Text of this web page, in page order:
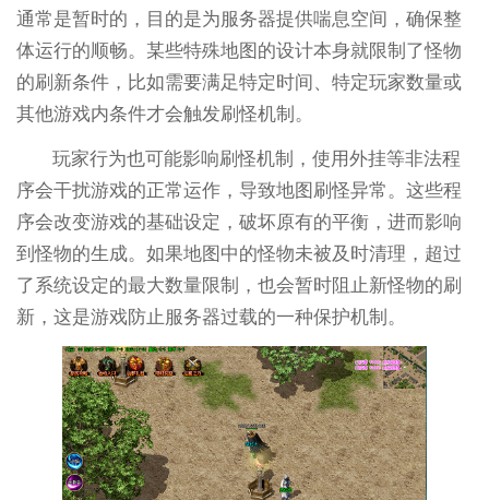
通常是暂时的，目的是为服务器提供喘息空间，确保整
体运行的顺畅。某些特殊地图的设计本身就限制了怪物
的刷新条件，比如需要满足特定时间、特定玩家数量或
其他游戏内条件才会触发刷怪机制。
玩家行为也可能影响刷怪机制，使用外挂等非法程
序会干扰游戏的正常运作，导致地图刷怪异常。这些程
序会改变游戏的基础设定，破坏原有的平衡，进而影响
到怪物的生成。如果地图中的怪物未被及时清理，超过
了系统设定的最大数量限制，也会暂时阻止新怪物的刷
新，这是游戏防止服务器过载的一种保护机制。